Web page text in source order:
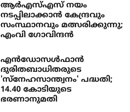
ആര്‍എസ്എസ് നയം
നടപ്പിലാക്കാന്‍ കേന്ദ്രവും
സംസ്ഥാനവും മത്സരിക്കുന്നു;
എംവി ഗോവിന്ദന്‍
എന്‍ഡോസള്‍ഫാന്‍
ദുരിതബാധിതരുടെ
'സ്‌നേഹസാന്ത്വനം' പദ്ധതി;
14.40 കോടിയുടെ
ഭരണാനുമതി